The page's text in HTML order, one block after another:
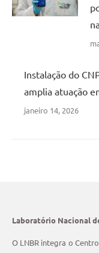
Instalação do
amplia atuação
janeiro 14, 2026
Laboratório Nacional
O LNBR integra o